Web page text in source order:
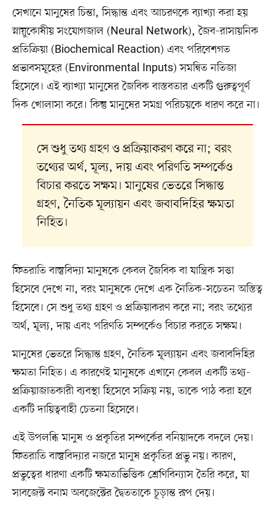
সেখানে মানুষের চিন্তা, সিদ্ধান্ত এবং আচরণকে ব্যাখ্যা করা হয়
স্নায়ুকোষীয় সংযোগজাল (Neural Network), জৈব-রাসায়নিক
প্রতিক্রিয়া (Biochemical Reaction) এবং পরিবেশগত
প্রভাবসমূহের (Environmental Inputs) সমন্বিত নতিজা
হিসেবে। এই ব্যাখ্যা মানুষের জৈবিক বাস্তবতার একটি গুরুত্বপূর্ণ
দিক খোলাসা করে। কিন্তু মানুষের সমগ্র পরিচয়কে ধারণ করে না।
সে শুধু তথ্য গ্রহণ ও প্রক্রিয়াকরণ করে না; বরং
তথ্যের অর্থ, মূল্য, দায় এবং পরিণতি সম্পর্কেও
বিচার করতে সক্ষম। মানুষের ভেতরে সিদ্ধান্ত
গ্রহণ, নৈতিক মূল্যায়ন এবং জবাবদিহির ক্ষমতা
নিহিত।
ফিতরাতি বাস্তুবিদ্যা মানুষকে কেবল জৈবিক বা যান্ত্রিক সত্তা
হিসেবে দেখে না, বরং মানুষকে দেখে এক নৈতিক-সচেতন অস্তিত্ব
হিসেবে। সে শুধু তথ্য গ্রহণ ও প্রক্রিয়াকরণ করে না; বরং তথ্যের
অর্থ, মূল্য, দায় এবং পরিণতি সম্পর্কেও বিচার করতে সক্ষম।
মানুষের ভেতরে সিদ্ধান্ত গ্রহণ, নৈতিক মূল্যায়ন এবং জবাবদিহির
ক্ষমতা নিহিত। এ কারণেই মানুষকে এখানে কেবল একটি তথ্য-
প্রক্রিয়াজাতকারী ব্যবস্থা হিসেবে সক্রিয় নয়, তাকে পাঠ করা হবে
একটি দায়িত্ববাহী চেতনা হিসেবে।
এই উপলব্ধি মানুষ ও প্রকৃতির সম্পর্কের বনিয়াদকে বদলে দেয়।
ফিতরাতি বাস্তুবিদ্যার নজরে মানুষ প্রকৃতির প্রভু নয়। কারণ,
প্রভুত্বের ধারণা একটি ক্ষমতাভিত্তিক শ্রেণিবিন্যাস তৈরি করে, যা
সাবজেক্ট বনাম অবজেক্টের দ্বৈততাকে চূড়ান্ত রূপ দেয়।